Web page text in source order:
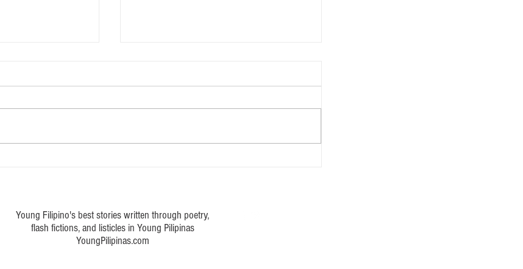
Young Filipino's best stories written through poetry,
flash fictions, and listicles in Young Pilipinas
YoungPilipinas.com